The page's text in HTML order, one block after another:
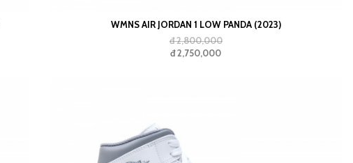
WMNS AIR JORDAN 1 LOW PANDA (2023)
đ 2,800,000
đ 2,750,000